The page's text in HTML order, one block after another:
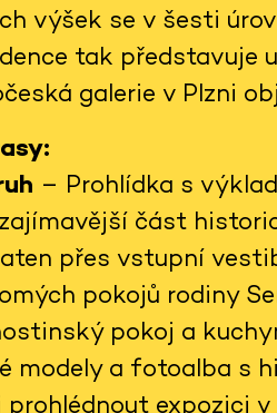
výšek se v šesti
tak
galerie v Plzni
– Prohlídka s
část
přes vstupní
pokojů rodiny
pokoj a
modely a fotoalba s
expozici